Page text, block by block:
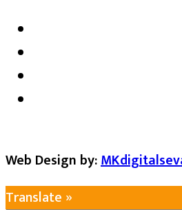
Web Design by:
Translate »